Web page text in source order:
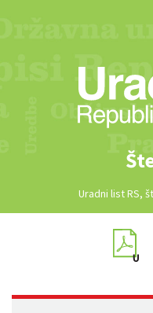
Uradni list RS,